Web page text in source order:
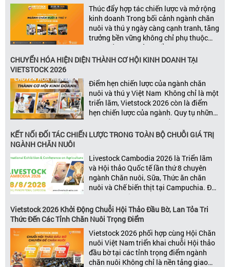
Thúc đẩy hợp tác chiến lược và mở rộng
kinh doanh Trong bối cảnh ngành chăn
nuôi và thú y ngày càng cạnh tranh, tăng
trưởng bền vững không chỉ phụ thuộc
vào chất lượng sản phẩm hay năng lực
đổi mới, mà còn được thúc đẩy bởi khả
năng xây dựng các mối quan […]
CHUYỂN HÓA HIỆN DIỆN THÀNH CƠ HỘI KINH DOANH TẠI
VIETSTOCK 2026
Điểm hẹn chiến lược của ngành chăn
nuôi và thú y Việt Nam Không chỉ là một
triển lãm, Vietstock 2026 còn là điểm
hẹn chiến lược của ngành. Quy tụ những
đơn vị kinh doanh hàng đầu, những lãnh
đạo và nhà cung cấp trong chuỗi giá
trị ngành, Vietstock mang đến nền tảng
giá trị […]
KẾT NỐI ĐỐI TÁC CHIẾN LƯỢC TRONG TOÀN BỘ CHUỖI GIÁ TRỊ
NGÀNH CHĂN NUÔI
Livestock Cambodia 2026 là Triển lãm
và Hội thảo Quốc tế lần thứ 8 chuyên
ngành Chăn nuôi, Sữa, Thức ăn chăn
nuôi và Chế biến thịt tại Campuchia. Đây
được đánh giá là một trong những sự
kiện thương mại thường niên uy tín và
đáng chú ý nhất của ngành nông nghiệp
– chăn […]
Vietstock 2026 Khởi Động Chuỗi Hội Thảo Đầu Bờ, Lan Tỏa Tri
Thức Đến Các Tỉnh Chăn Nuôi Trọng Điểm
Vietstock 2026 phối hợp cùng Hội Chăn
nuôi Việt Nam triển khai chuỗi Hội thảo
đầu bờ tại các tỉnh trọng điểm ngành
chăn nuôi Không chỉ là nền tảng giao